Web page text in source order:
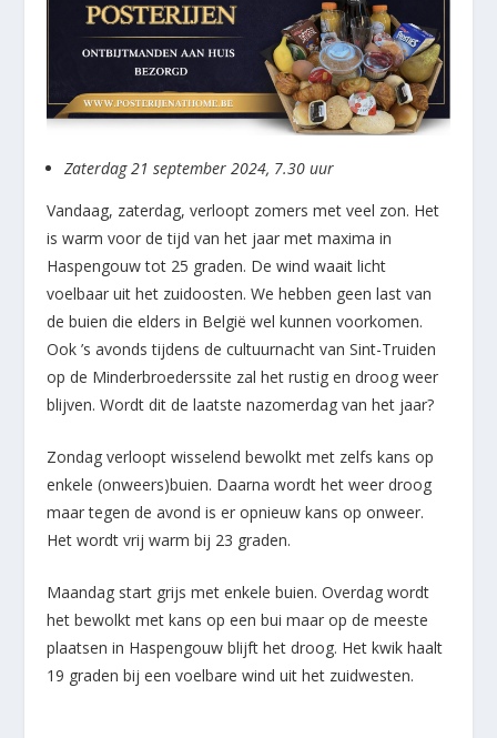
Zaterdag 21 september 2024, 7.30 uur
Vandaag, zaterdag, verloopt zomers met veel zon. Het
is warm voor de tijd van het jaar met maxima in
Haspengouw tot 25 graden. De wind waait licht
voelbaar uit het zuidoosten. We hebben geen last van
de buien die elders in België wel kunnen voorkomen.
Ook ’s avonds tijdens de cultuurnacht van Sint-Truiden
op de Minderbroederssite zal het rustig en droog weer
blijven. Wordt dit de laatste nazomerdag van het jaar?
Zondag verloopt wisselend bewolkt met zelfs kans op
enkele (onweers)buien. Daarna wordt het weer droog
maar tegen de avond is er opnieuw kans op onweer.
Het wordt vrij warm bij 23 graden.
Maandag start grijs met enkele buien. Overdag wordt
het bewolkt met kans op een bui maar op de meeste
plaatsen in Haspengouw blijft het droog. Het kwik haalt
19 graden bij een voelbare wind uit het zuidwesten.